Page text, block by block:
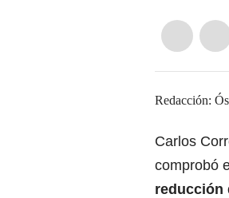
Redacción:
Carlos
comprobó
reducción